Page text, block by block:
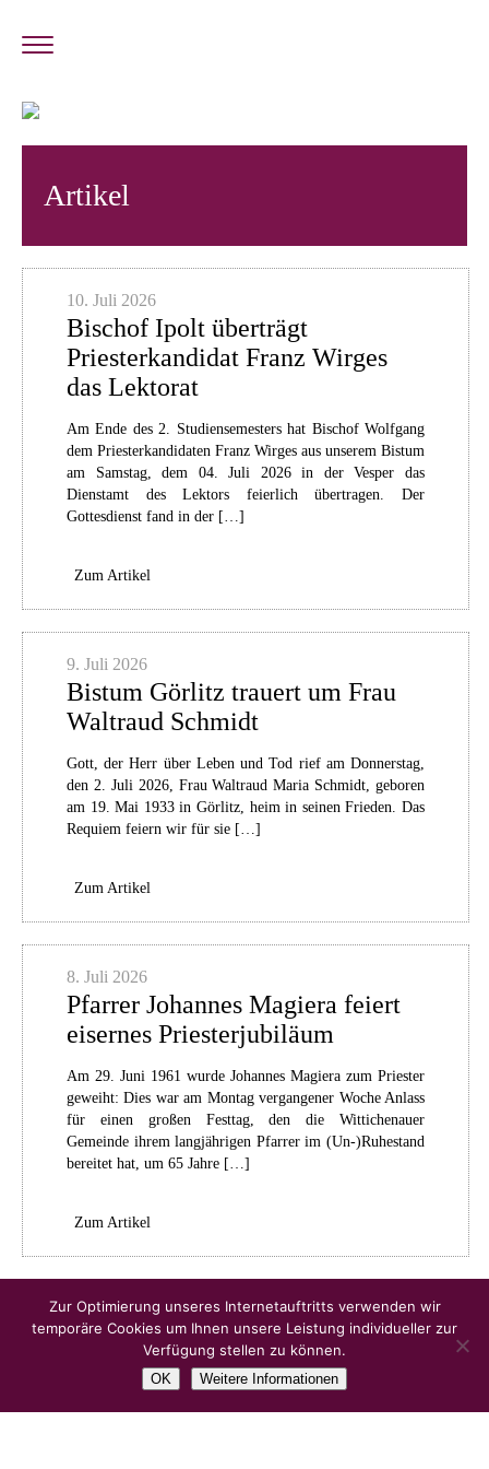
Artikel
10. Juli 2026
Bischof Ipolt überträgt
Priesterkandidat Franz Wirges
das Lektorat
Am Ende des 2. Studiensemesters hat Bischof Wolfgang
dem Priesterkandidaten Franz Wirges aus unserem Bistum
am Samstag, dem 04. Juli 2026 in der Vesper das
Dienstamt des Lektors feierlich übertragen. Der
Gottesdienst fand in der […]
Zum Artikel
9. Juli 2026
Bistum Görlitz trauert um Frau
Waltraud Schmidt
Gott, der Herr über Leben und Tod rief am Donnerstag,
den 2. Juli 2026, Frau Waltraud Maria Schmidt, geboren
am 19. Mai 1933 in Görlitz, heim in seinen Frieden. Das
Requiem feiern wir für sie […]
Zum Artikel
8. Juli 2026
Pfarrer Johannes Magiera feiert
eisernes Priesterjubiläum
Am 29. Juni 1961 wurde Johannes Magiera zum Priester
geweiht: Dies war am Montag vergangener Woche Anlass
für einen großen Festtag, den die Wittichenauer
Gemeinde ihrem langjährigen Pfarrer im (Un-)Ruhestand
bereitet hat, um 65 Jahre […]
Zum Artikel
Ältere Artikel
Zur Optimierung unseres Internetauftritts verwenden wir
temporäre Cookies um Ihnen unsere Leistung individueller zur
Verfügung stellen zu können.
OK Weitere Informationen